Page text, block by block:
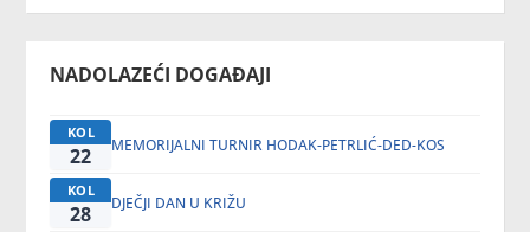
NADOLAZEĆI DOGAĐAJI
KOL
22 MEMORIJALNI TURNIR HODAK-PETRLIĆ-DED-KOS
KOL
28 DJEČJI DAN U KRIŽU